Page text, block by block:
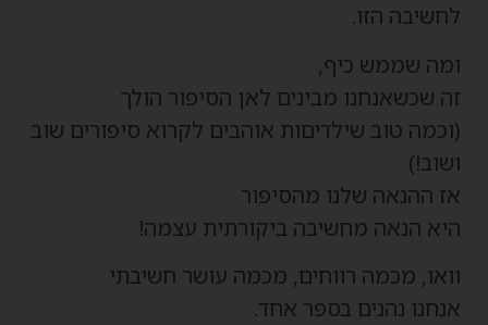
הזו.
שממש כיף,
שכשאנחנו מבינים לאן הסיפור הולך
טוב שילדיםות אוהבים לקרוא סיפורים שוב
ההנאה שלנו מהסיפור
הנאה מחשיבה ביקורתית עצמה!
מכמה רווחים, מכמה עושר חשיבתי
נהנים בספר אחד.